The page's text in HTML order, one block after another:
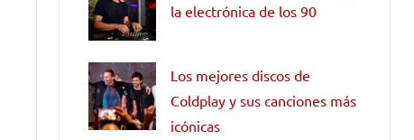
la electrónica de los 90
Los mejores discos de
Coldplay y sus canciones más
icónicas